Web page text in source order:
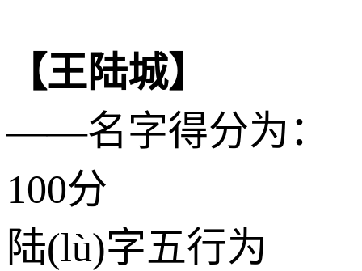
【王陆城】
——名字得分为：
100分
陆(lù)字五行为